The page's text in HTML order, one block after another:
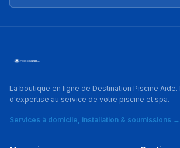
La boutique en ligne de Destination Piscine Aide.
d'expertise au service de votre piscine et spa.
Services à domicile, installation & soumissions →